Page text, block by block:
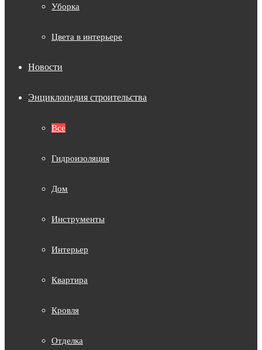
Уборка
Цвета в интерьере
Новости
Энциклопедия строительства
Все
Гидроизоляция
Дом
Инструменты
Интерьер
Квартира
Кровля
Отделка